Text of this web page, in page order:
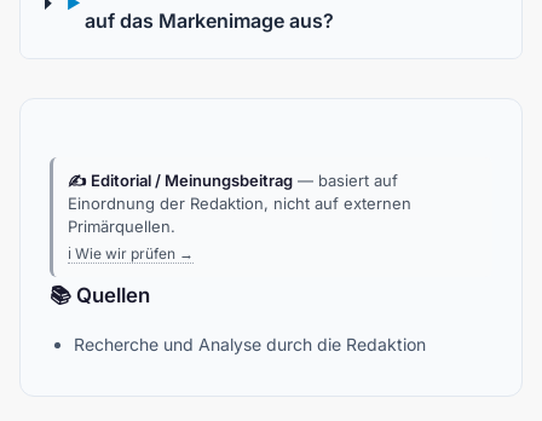
auf das Markenimage aus?
✍️ Editorial / Meinungsbeitrag — basiert auf
Einordnung der Redaktion, nicht auf externen
Primärquellen.
ℹ️ Wie wir prüfen →
📚 Quellen
Recherche und Analyse durch die Redaktion